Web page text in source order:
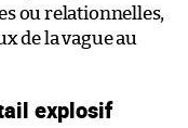
ou relationnelles,
de la vague au
explosif